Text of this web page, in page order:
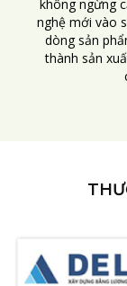
không ngừng
nghệ mới vào
dòng sản
thành sản